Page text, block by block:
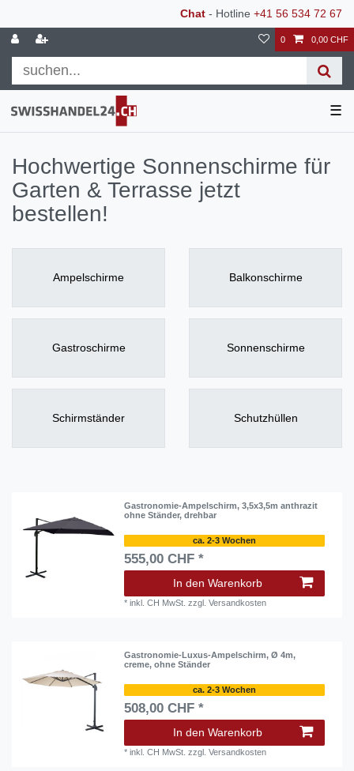
Chat - Hotline +41 56 534 72 67
0 0,00 CHF
☰
Hochwertige Sonnenschirme für
Garten & Terrasse jetzt
bestellen!
Ampelschirme Balkonschirme
Gastroschirme Sonnenschirme
Schirmständer Schutzhüllen
Gastronomie-Ampelschirm, 3,5x3,5m anthrazit
ohne Ständer, drehbar
ca. 2-3 Wochen
555,00 CHF *
In den Warenkorb
*inkl. CH MwSt. zzgl.Versandkosten
Gastronomie-Luxus-Ampelschirm, Ø 4m,
creme, ohne Ständer
ca. 2-3 Wochen
508,00 CHF *
In den Warenkorb
*inkl. CH MwSt. zzgl.Versandkosten